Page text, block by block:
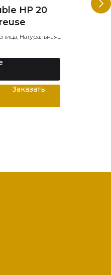
HP 20
Натуральная
Заказать